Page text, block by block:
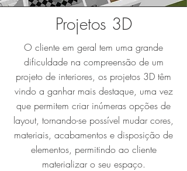
Projetos 3D
O cliente em geral tem uma grande
dificuldade na compreensão de um
projeto de interiores, os projetos 3D têm
vindo a ganhar mais destaque, uma vez
que permitem criar inúmeras opções de
layout, tornando-se possível mudar cores,
materiais, acabamentos e disposição de
elementos, permitindo ao cliente
materializar o seu espaço.